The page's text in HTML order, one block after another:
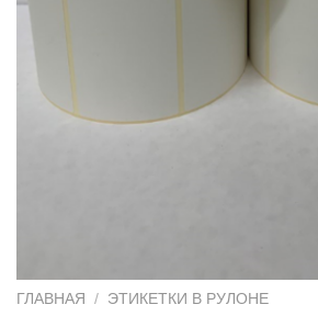
ГЛАВНАЯ / ЭТИКЕТКИ В РУЛОНЕ